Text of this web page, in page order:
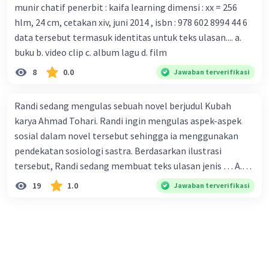
tersebut. B. Para ilmuan perlu segera mempelajari virus
corona yang menjadi masalah besar bagi kesehatan dunia
karena persebarannya sangat cepat. C. Masyarakat perlu
mawas diri dan menjaga kesehatan dalam menghadapi
serangan virus corona yang mulai menyebar di Indonesia,
D. Virus corona menjadi masalah besar bagi kesehatan
munir chatif penerbit : kaifa learning dimensi : xx = 256
hlm, 24 cm, cetakan xiv, juni 2014 , isbn : 978 602 8994 44 6
data tersebut termasuk identitas untuk teks ulasan.... a.
buku b. video clip c. album lagu d. film
8 0.0 Jawaban terverifikasi
Randi sedang mengulas sebuah novel berjudul Kubah
karya Ahmad Tohari. Randi ingin mengulas aspek-aspek
sosial dalam novel tersebut sehingga ia menggunakan
pendekatan sosiologi sastra. Berdasarkan ilustrasi
tersebut, Randi sedang membuat teks ulasan jenis … A.
deskriptif B. objektif C. informatif D. kritis
19 1.0 Jawaban terverifikasi